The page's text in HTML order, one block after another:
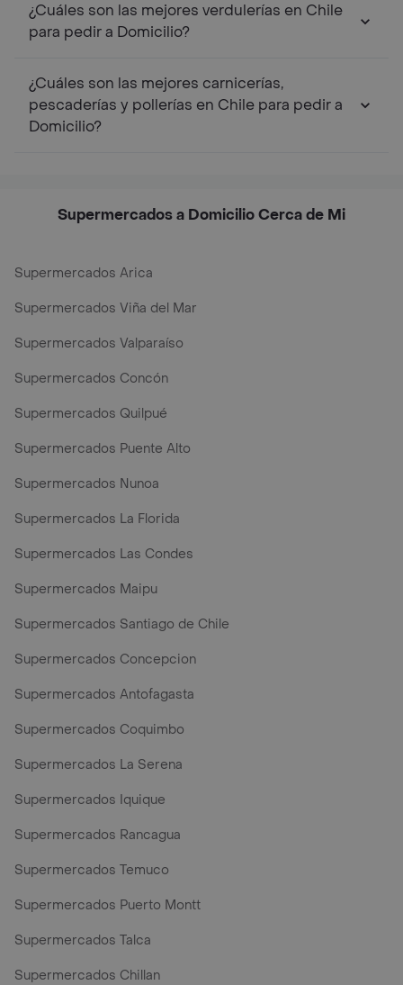
¿Cuáles son las mejores verdulerías en Chile
para pedir a Domicilio?
¿Cuáles son las mejores carnicerías,
pescaderías y pollerías en Chile para pedir a
Domicilio?
Supermercados a Domicilio Cerca de Mi
Supermercados Arica
Supermercados Viña del Mar
Supermercados Valparaíso
Supermercados Concón
Supermercados Quilpué
Supermercados Puente Alto
Supermercados Nunoa
Supermercados La Florida
Supermercados Las Condes
Supermercados Maipu
Supermercados Santiago de Chile
Supermercados Concepcion
Supermercados Antofagasta
Supermercados Coquimbo
Supermercados La Serena
Supermercados Iquique
Supermercados Rancagua
Supermercados Temuco
Supermercados Puerto Montt
Supermercados Talca
Supermercados Chillan